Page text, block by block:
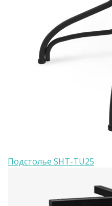
Подстолье SHT-TU25